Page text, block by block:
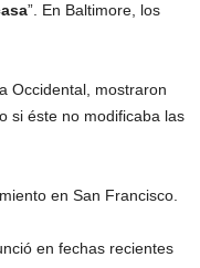
”. En Baltimore, los
Occidental, mostraron
si éste no modificaba las
en San Francisco.
en fechas recientes